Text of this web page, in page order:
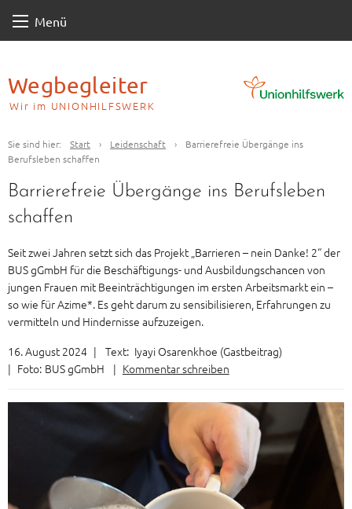
Menü
Wegbegleiter
Wir im UNIONHILFSWERK
Sie sind hier: Start › Leidenschaft ›
Barrierefreie Übergänge ins
Berufsleben schaffen
Barrierefreie Übergänge ins Berufsleben
schaffen
Seit zwei Jahren setzt sich das Projekt „Barrieren – nein Danke! 2“ der
BUS gGmbH für die Beschäftigungs- und Ausbildungschancen von
jungen Frauen mit Beeinträchtigungen im ersten Arbeitsmarkt ein –
so wie für Azime*. Es geht darum zu sensibilisieren, Erfahrungen zu
vermitteln und Hindernisse aufzuzeigen.
16. August 2024 | Text: Iyayi Osarenkhoe (Gastbeitrag)
| Foto: BUS gGmbH | Kommentar schreiben